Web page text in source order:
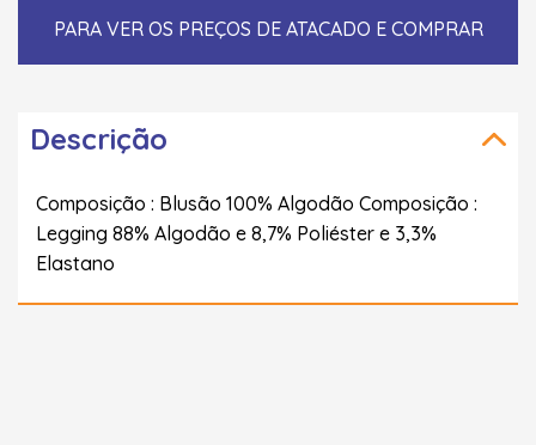
PARA VER OS PREÇOS DE ATACADO E COMPRAR
Descrição
Composição : Blusão 100% Algodão Composição :
Legging 88% Algodão e 8,7% Poliéster e 3,3%
Elastano